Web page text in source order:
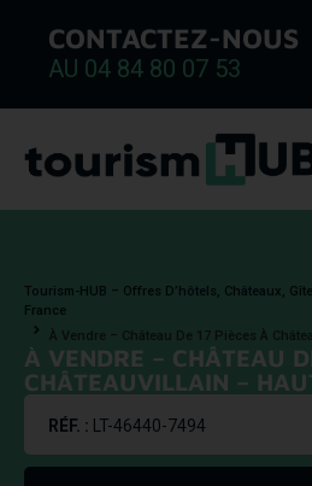
CONTACTEZ-NOUS
AU 04 84 80 07 53
Tourism-HUB – Offres D’hôtels, Châteaux,
France
À Vendre – Château De 17 Pièces À
À VENDRE – CHÂTEAU
CHÂTEAUVILLAIN –
RÉF. : LT-46440-7494